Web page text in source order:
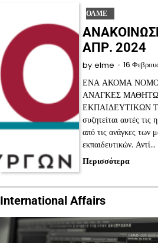
ΟΛΜΕ
ΑΠΡ. 2024
by elme 16
ΕΝΑ ΑΚΟΜΑ
ΑΝΑΓΚΕΣ
ΕΚΠΑΙΔΕΥΤΙΚΩΝ Το
συζητείται αυτές
από τις ανάγκες των
εκπαιδευτικών. Αντί…
Περισσότερα
International Affairs